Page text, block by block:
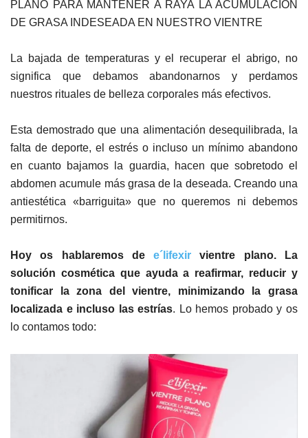
PLANO PARA MANTENER A RAYA LA ACUMULACIÓN
DE GRASA INDESEADA EN NUESTRO VIENTRE
La bajada de temperaturas y el recuperar el abrigo, no
significa que debamos abandonarnos y perdamos
nuestros rituales de belleza corporales más efectivos.
Esta demostrado que una alimentación desequilibrada, la
falta de deporte, el estrés o incluso un mínimo abandono
en cuanto bajamos la guardia, hacen que sobretodo el
abdomen acumule más grasa de la deseada. Creando una
antiestética «barriguita» que no queremos ni debemos
permitirnos.
Hoy os hablaremos dee´lifexir vientre plano. La
solución cosmética que ayuda a reafirmar, reducir y
tonificar la zona del vientre, minimizando la grasa
localizada e incluso las estrías. Lo hemos probado y os
lo contamos todo: